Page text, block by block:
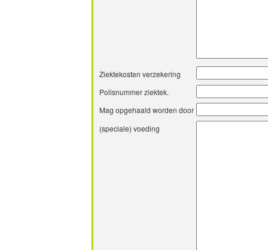
Ziektekosten verzekering
Polisnummer ziektek.
Mag opgehaald worden door
(speciale) voeding